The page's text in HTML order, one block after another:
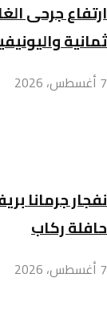
ارتفاع جرحى
ثمانية واليونيفيل
7 أغسطس، 2026
نفجار جرمانا
حافلة ركاب
7 أغسطس، 2026